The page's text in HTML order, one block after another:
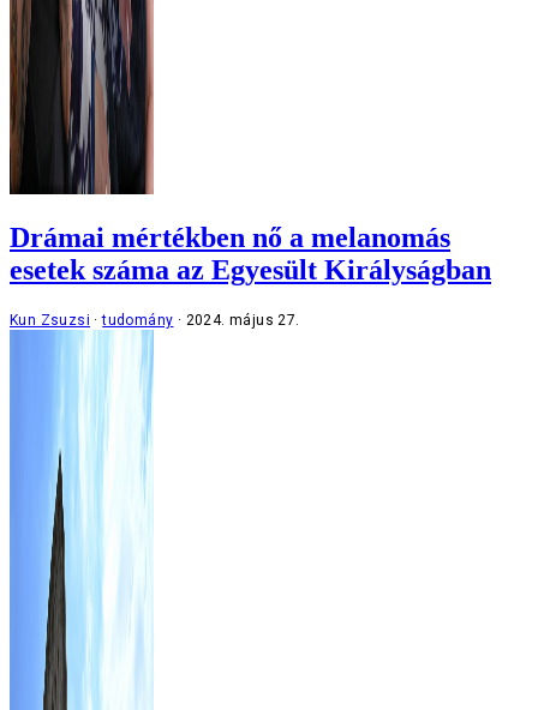
Drámai mértékben nő a melanomás
esetek száma az Egyesült Királyságban
Kun Zsuzsi tudomány 2024. május 27.